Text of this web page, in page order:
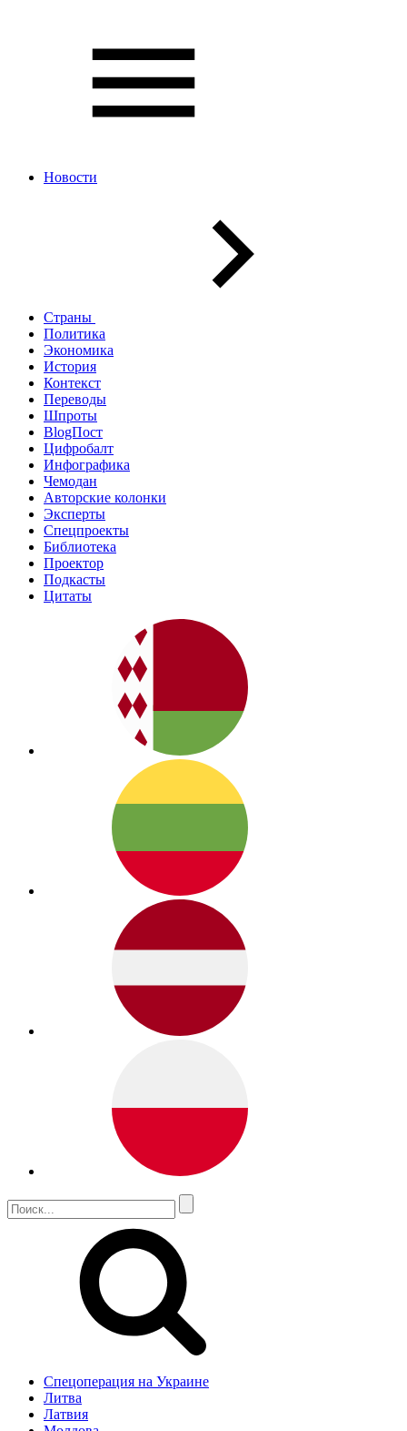
Новости
Страны
Политика
Экономика
История
Контекст
Переводы
Шпроты
BlogПост
Цифробалт
Инфографика
Чемодан
Авторские колонки
Эксперты
Спецпроекты
Библиотека
Проектор
Подкасты
Цитаты
Спецоперация на Украине
Литва
Латвия